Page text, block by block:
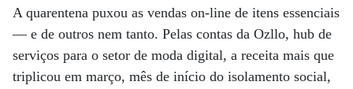
A quarentena puxou as vendas on-line de itens essenciais
— e de outros nem tanto. Pelas contas da Ozllo, hub de
serviços para o setor de moda digital, a receita mais que
triplicou em março, mês de início do isolamento social,